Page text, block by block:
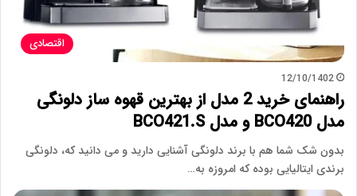
اقتصادی
12/10/1402
راهنمای خرید 2 مدل از بهترین قهوه ساز دلونگی
مدل BCO420 و مدل BCO421.S
بدون شک شما هم با برند دلونگی آشنایی دارید و می دانید که، دلونگی
برندی ایتالیایی بوده که امروزه به…